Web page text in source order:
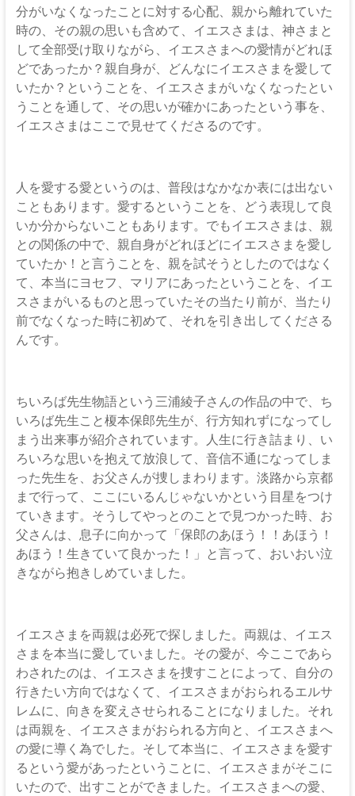
分がいなくなったことに対する心配、親から離れていた
時の、その親の思いも含めて、イエスさまは、神さまと
して全部受け取りながら、イエスさまへの愛情がどれほ
どであったか？親自身が、どんなにイエスさまを愛して
いたか？ということを、イエスさまがいなくなったとい
うことを通して、その思いが確かにあったという事を、
イエスさまはここで見せてくださるのです。
人を愛する愛というのは、普段はなかなか表には出ない
こともあります。愛するということを、どう表現して良
いか分からないこともあります。でもイエスさまは、親
との関係の中で、親自身がどれほどにイエスさまを愛し
ていたか！と言うことを、親を試そうとしたのではなく
て、本当にヨセフ、マリアにあったということを、イエ
スさまがいるものと思っていたその当たり前が、当たり
前でなくなった時に初めて、それを引き出してくださる
んです。
ちいろば先生物語という三浦綾子さんの作品の中で、ち
いろば先生こと榎本保郎先生が、行方知れずになってし
まう出来事が紹介されています。人生に行き詰まり、い
ろいろな思いを抱えて放浪して、音信不通になってしま
った先生を、お父さんが捜しまわります。淡路から京都
まで行って、ここにいるんじゃないかという目星をつけ
ていきます。そうしてやっとのことで見つかった時、お
父さんは、息子に向かって「保郎のあほう！！あほう！
あほう！生きていて良かった！」と言って、おいおい泣
きながら抱きしめていました。
イエスさまを両親は必死で探しました。両親は、イエス
さまを本当に愛していました。その愛が、今ここであら
わされたのは、イエスさまを捜すことによって、自分の
行きたい方向ではなくて、イエスさまがおられるエルサ
レムに、向きを変えさせられることになりました。それ
は両親を、イエスさまがおられる方向と、イエスさまへ
の愛に導く為でした。そして本当に、イエスさまを愛す
るという愛があったということに、イエスさまがそこに
いたので、出すことができました。イエスさまへの愛、